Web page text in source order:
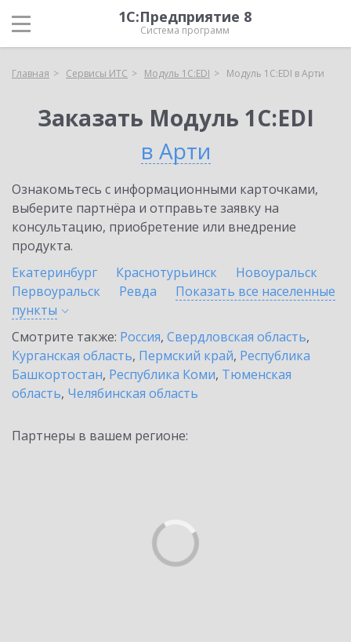
1С:Предприятие 8
Система программ
Главная Сервисы ИТС Модуль 1C:EDI Модуль 1C:EDI в Арти
Заказать Модуль 1C:EDI
в Арти
Ознакомьтесь с информационными карточками,
выберите партнёра и отправьте заявку на
консультацию, приобретение или внедрение
продукта.
Екатеринбург
Краснотурьинск
Новоуральск
Первоуральск
Ревда
Показать все населенные
пункты
Смотрите также: Россия, Свердловская область,
Курганская область, Пермский край, Республика
Башкортостан, Республика Коми, Тюменская
область, Челябинская область
Партнеры в вашем регионе: